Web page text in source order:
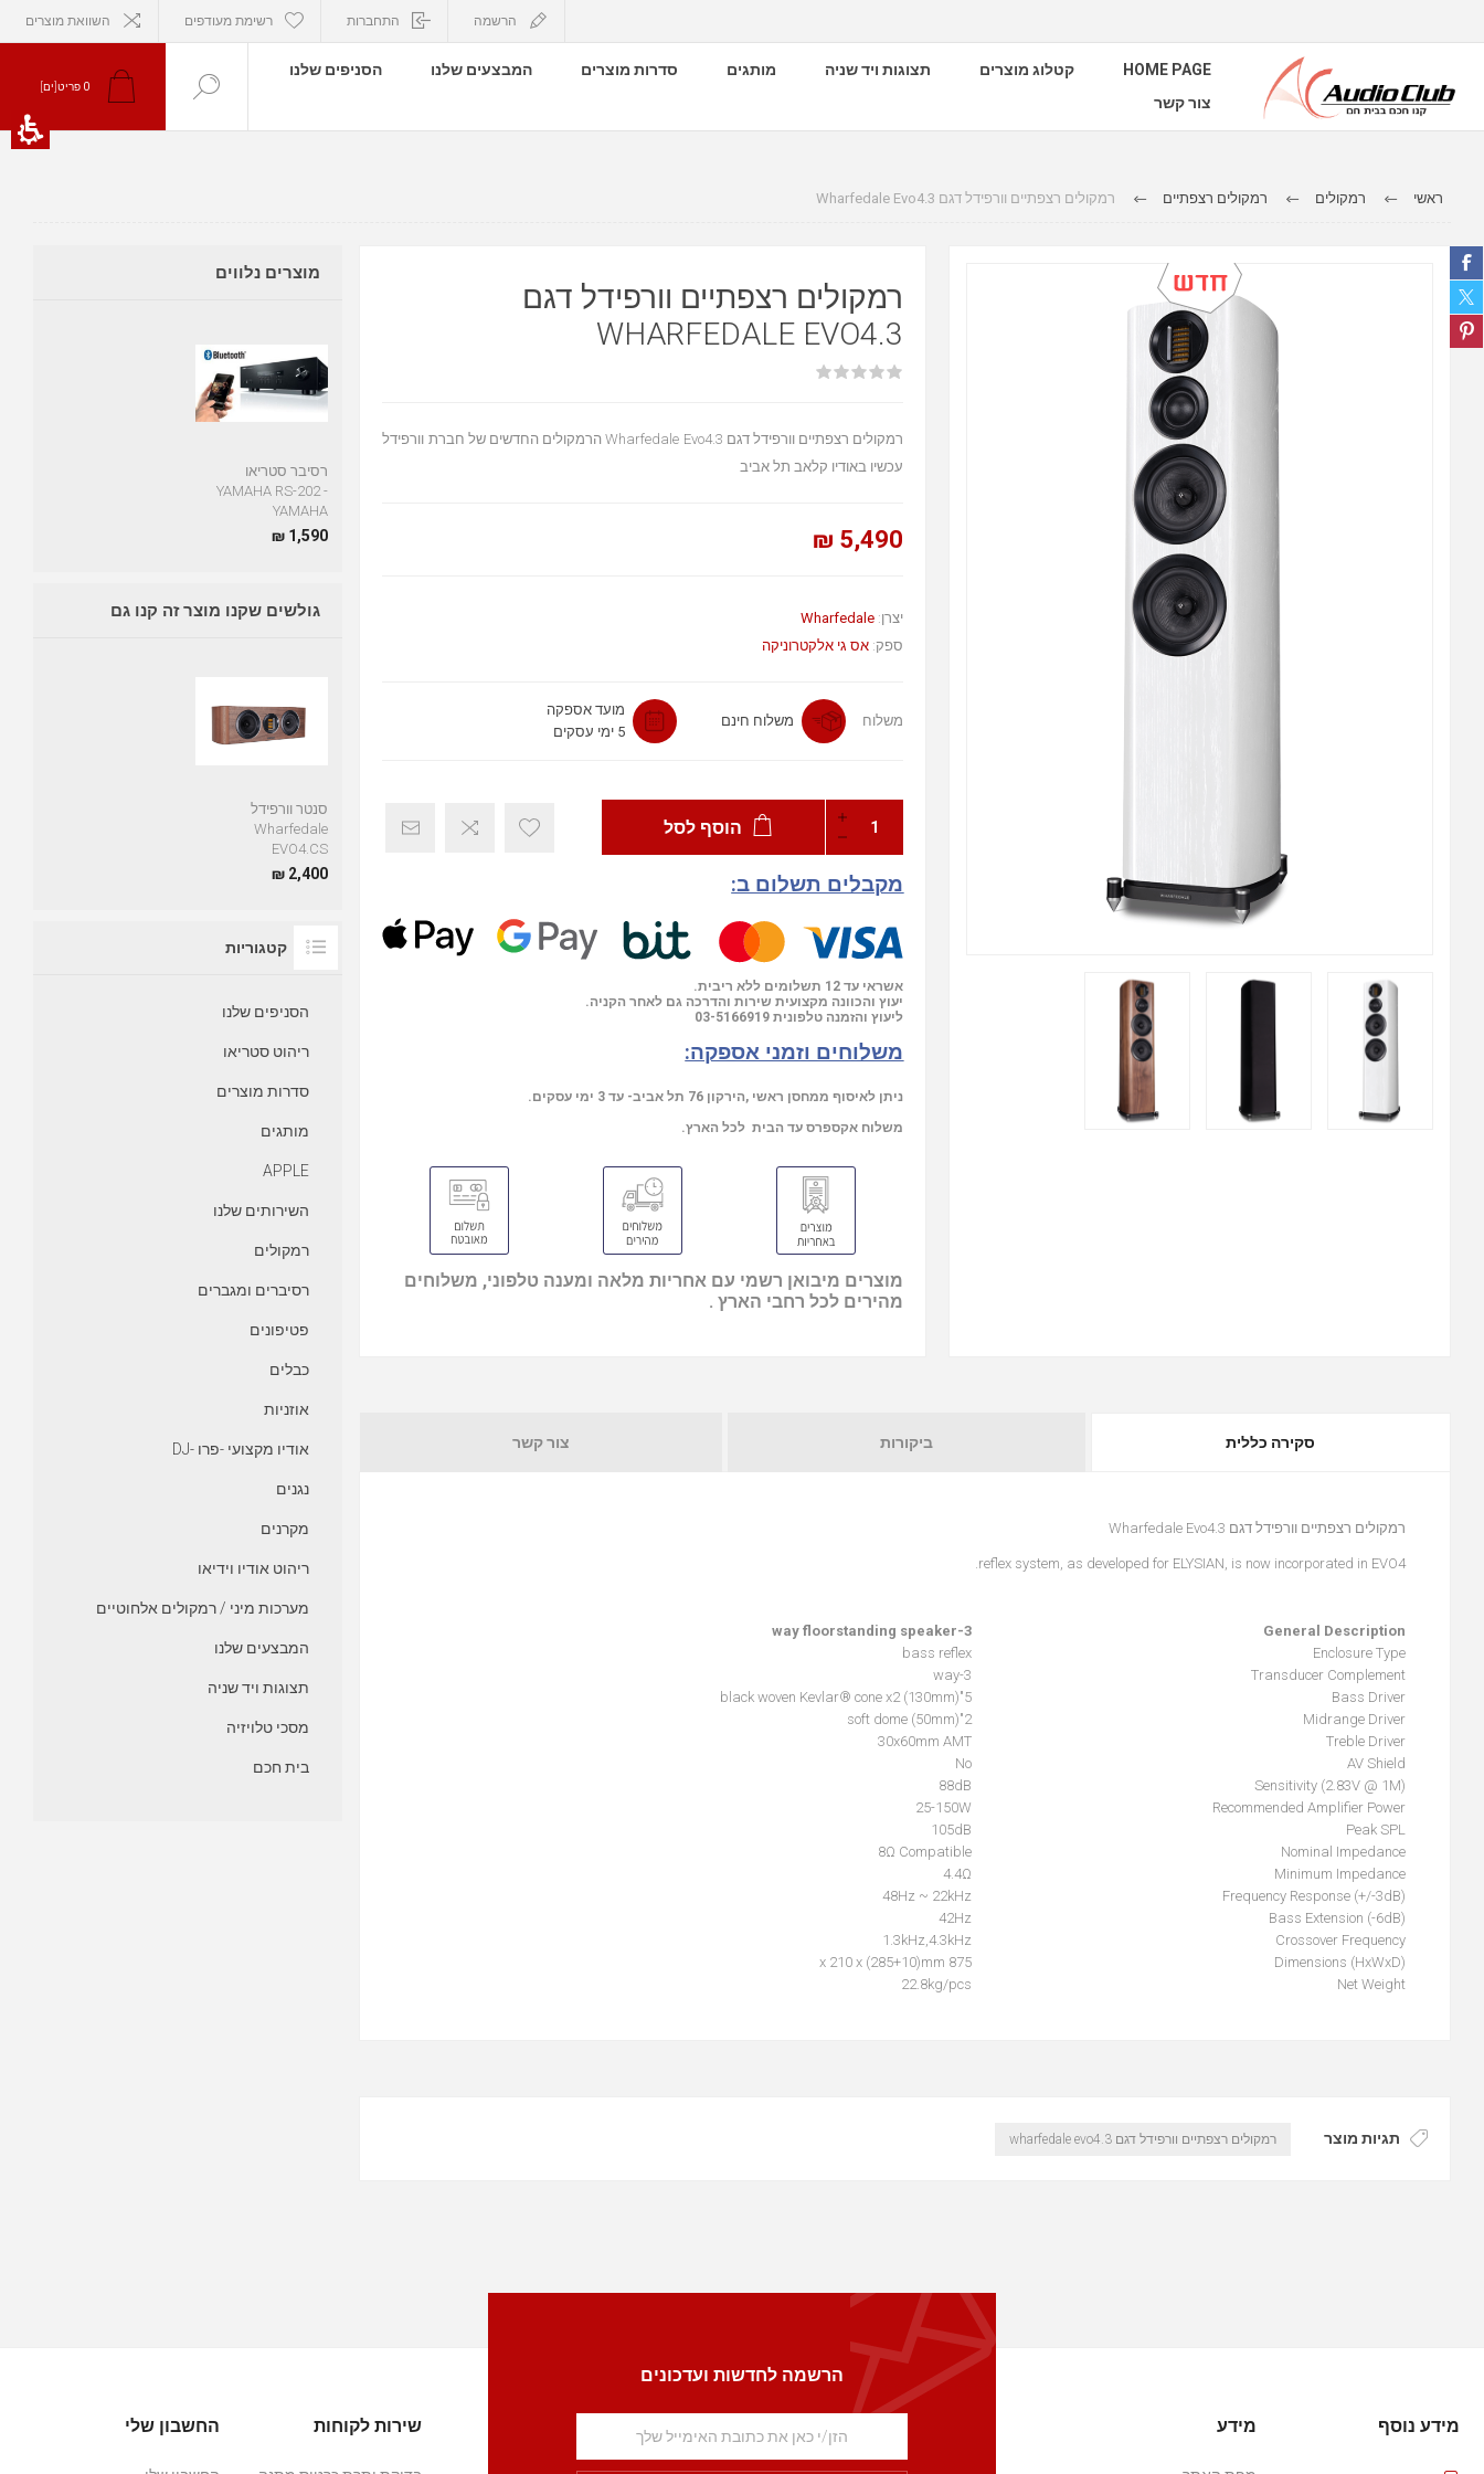
הרשמה התחברות רשימת מעודפים השוואת מוצרים
HOME PAGE קטלוג מוצרים תצוגות ויד שניה מותגים סדרות מוצרים המבצעים שלנו
הסניפים שלנו
צור קשר
0 פריט[ים]
ראשי רמקולים רמקולים רצפתיים רמקולים רצפתיים וורפידל דגם Wharfedale Evo4.3
רמקולים רצפתיים וורפידל דגם
WHARFEDALE EVO4.3
רמקולים רצפתיים וורפידל דגם Wharfedale Evo4.3 הרמקולים החדשים של חברת וורפידל
עכשיו באודיו קלאב תל אביב
5,490 ₪
יצרן: Wharfedale
ספק: אס גי אלקטרוניקה
משלוח משלוח חינם
מועד אספקה
5 ימי עסקים
הוסף לסל
מקבלים תשלום ב:
אשראי עד 12 תשלומים ללא ריבית.
יעוץ והכוונה מקצועית שירות והדרכה גם לאחר הקניה.
ליעוץ והזמנה טלפונית 03-5166919
משלוחים וזמני אספקה:
ניתן לאיסוף ממחסן ראשי ,הירקון 76 תל אביב- עד 3 ימי עסקים.
משלוח אקספרס עד הבית לכל הארץ.
מוצרים מיבואן רשמי עם אחריות מלאה ומענה טלפוני, משלוחים
מהירים לכל רחבי הארץ .
סקירה כללית ביקורות צור קשר
רמקולים רצפתיים וורפידל דגם Wharfedale Evo4.3
reflex system, as developed for ELYSIAN, is now incorporated in EVO4.
General Description
3-way floorstanding speaker
Enclosure Type
bass reflex
Transducer Complement
3-way
Bass Driver
5"(130mm) black woven Kevlar® cone x2
Midrange Driver
2"(50mm) soft dome
Treble Driver
30x60mm AMT
AV Shield
No
Sensitivity (2.83V @ 1M)
88dB
Recommended Amplifier Power
25-150W
Peak SPL
105dB
Nominal Impedance
8Ω Compatible
Minimum Impedance
4.4Ω
Frequency Response (+/-3dB)
48Hz ~ 22kHz
Bass Extension (-6dB)
42Hz
Crossover Frequency
1.3kHz,4.3kHz
Dimensions (HxWxD)
875 x 210 x (285+10)mm
Net Weight
22.8kg/pcs
תגיות מוצר רמקולים רצפתיים וורפידל דגם wharfedale evo4.3
מוצרים נלווים
רסיבר סטריאו
YAMAHA RS-202 -
YAMAHA
1,590 ₪
גולשים שקנו מוצר זה קנו גם
סנטר וורפידל
Wharfedale
EVO4.CS
2,400 ₪
קטגוריות
הסניפים שלנו
ריהוט סטריאו
סדרות מוצרים
מותגים
APPLE
השירותים שלנו
רמקולים
רסיברים ומגברים
פטיפונים
כבלים
אוזניות
אודיו מקצועי -פרו -DJ
נגנים
מקרנים
ריהוט אודיו וידיאו
מערכות מיני / רמקולים אלחוטיים
המבצעים שלנו
תצוגות ויד שניה
מסכי טלויזיה
בית חכם
הרשמה לחדשות ועדכונים
מידע נוסף מידע שירות לקוחות החשבון שלי